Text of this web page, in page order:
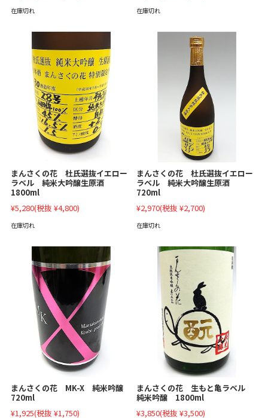
在庫切れ 在庫切れ
まんさくの花 杜氏選抜イエロー
ラベル 純米大吟醸生原酒
1800ml
¥5,280(税抜 ¥4,800)
在庫切れ
まんさくの花 杜氏選抜イエロー
ラベル 純米大吟醸生原酒
720ml
¥2,970(税抜 ¥2,700)
在庫切れ
まんさくの花 MK-X 純米吟醸
720ml
¥1,925(税抜 ¥1,750)
まんさくの花 生もと亀ラベル
純米吟醸 1800ml
¥3,850(税抜 ¥3,500)